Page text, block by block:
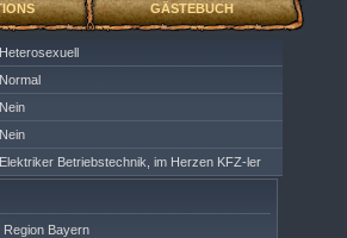
GÄSTEBUCH
Heterosexuell
Normal
Nein
Nein
Elektriker Betriebstechnik, im Herzen KFZ-ler
Region Bayern